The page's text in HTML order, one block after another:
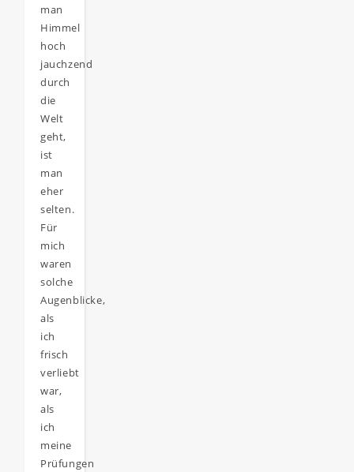
man
Himmel
hoch
jauchzend
durch
die
Welt
geht,
ist
man
eher
selten.
Für
mich
waren
solche
Augenblicke,
als
ich
frisch
verliebt
war,
als
ich
meine
Prüfungen